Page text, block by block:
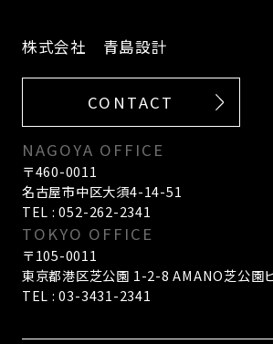
株式会社 青島設計
CONTACT
NAGOYA OFFICE
〒460-0011
名古屋市中区大須4-14-51
TEL : 052-262-2341
TOKYO OFFICE
〒105-0011
東京都港区芝公園 1-2-8 AMANO芝公園
TEL : 03-3431-2341